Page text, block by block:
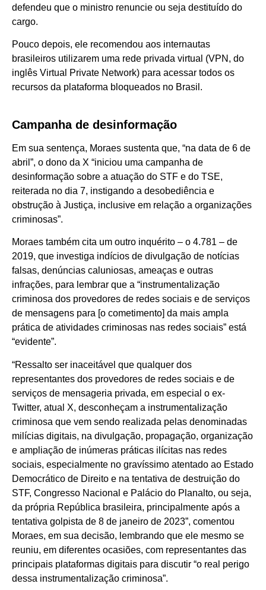
defendeu que o ministro renuncie ou seja destituído do
cargo.
Pouco depois, ele recomendou aos internautas
brasileiros utilizarem uma rede privada virtual (VPN, do
inglês Virtual Private Network) para acessar todos os
recursos da plataforma bloqueados no Brasil.
Campanha de desinformação
Em sua sentença, Moraes sustenta que, “na data de 6 de
abril”, o dono da X “iniciou uma campanha de
desinformação sobre a atuação do STF e do TSE,
reiterada no dia 7, instigando a desobediência e
obstrução à Justiça, inclusive em relação a organizações
criminosas”.
Moraes também cita um outro inquérito – o 4.781 – de
2019, que investiga indícios de divulgação de notícias
falsas, denúncias caluniosas, ameaças e outras
infrações, para lembrar que a “instrumentalização
criminosa dos provedores de redes sociais e de serviços
de mensagens para [o cometimento] da mais ampla
prática de atividades criminosas nas redes sociais” está
“evidente”.
“Ressalto ser inaceitável que qualquer dos
representantes dos provedores de redes sociais e de
serviços de mensageria privada, em especial o ex-
Twitter, atual X, desconheçam a instrumentalização
criminosa que vem sendo realizada pelas denominadas
milícias digitais, na divulgação, propagação, organização
e ampliação de inúmeras práticas ilícitas nas redes
sociais, especialmente no gravíssimo atentado ao Estado
Democrático de Direito e na tentativa de destruição do
STF, Congresso Nacional e Palácio do Planalto, ou seja,
da própria República brasileira, principalmente após a
tentativa golpista de 8 de janeiro de 2023”, comentou
Moraes, em sua decisão, lembrando que ele mesmo se
reuniu, em diferentes ocasiões, com representantes das
principais plataformas digitais para discutir “o real perigo
dessa instrumentalização criminosa”.